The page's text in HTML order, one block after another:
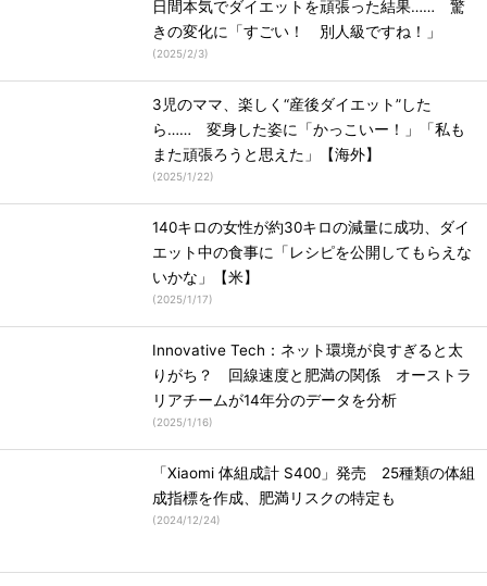
日間本気でダイエットを頑張った結果…… 驚
きの変化に「すごい！ 別人級ですね！」
(2025/2/3)
3児のママ、楽しく“産後ダイエット”した
ら…… 変身した姿に「かっこいー！」「私も
また頑張ろうと思えた」【海外】
(2025/1/22)
140キロの女性が約30キロの減量に成功、ダイ
エット中の食事に「レシピを公開してもらえな
いかな」【米】
(2025/1/17)
Innovative Tech：ネット環境が良すぎると太
りがち？ 回線速度と肥満の関係 オーストラ
リアチームが14年分のデータを分析
(2025/1/16)
「Xiaomi 体組成計 S400」発売 25種類の体組
成指標を作成、肥満リスクの特定も
(2024/12/24)